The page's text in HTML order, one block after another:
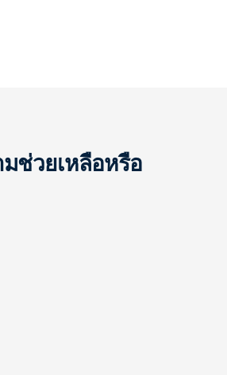
ช่วยเหลือหรือ